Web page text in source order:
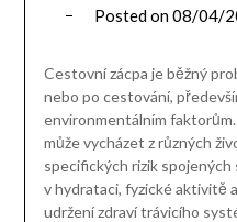
Posted on08/04/
Cestovní zácpa je běžný
nebo po cestování,
environmentálním faktorům.
může vycházet z různých
specifických rizik spojených
v hydrataci, fyzické aktivitě
udržení zdraví trávicího